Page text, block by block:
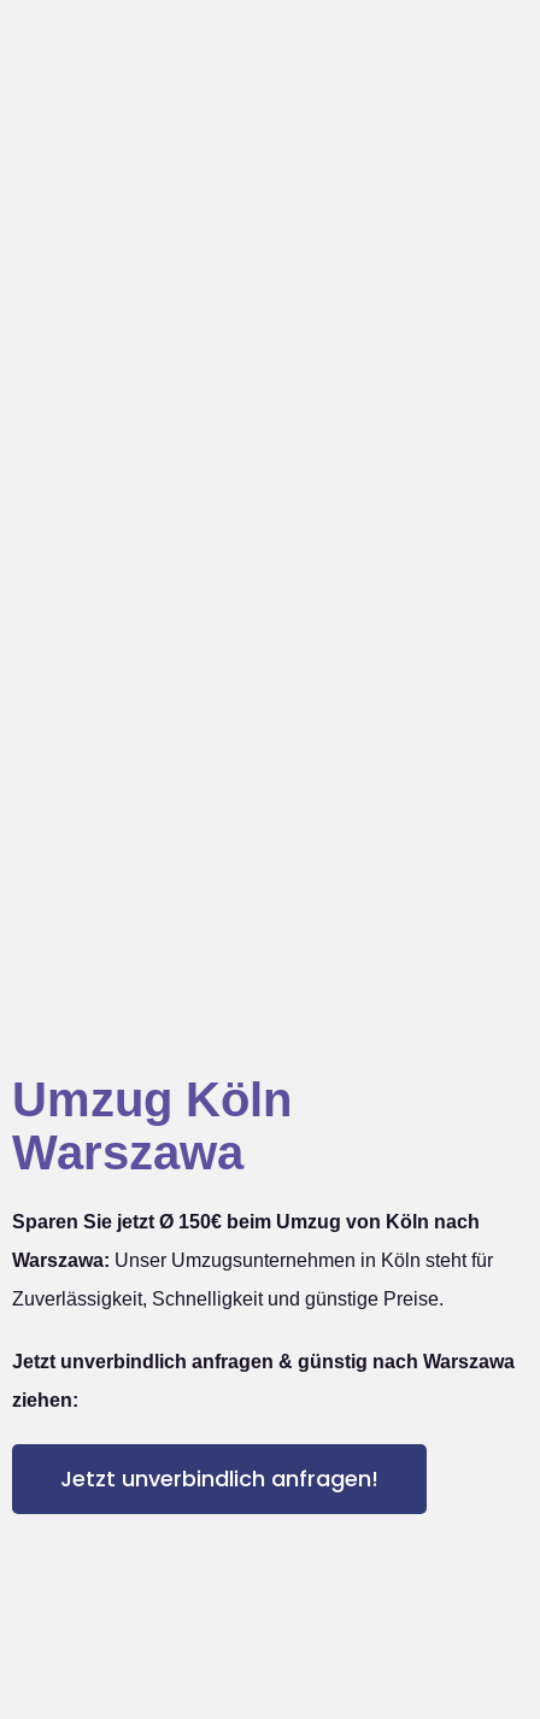
Umzug Köln
Warszawa
Sparen Sie jetzt Ø 150€ beim Umzug von Köln nach
Warszawa: Unser Umzugsunternehmen in Köln steht für
Zuverlässigkeit, Schnelligkeit und günstige Preise.
Jetzt unverbindlich anfragen & günstig nach Warszawa
ziehen:
Jetzt unverbindlich anfragen!